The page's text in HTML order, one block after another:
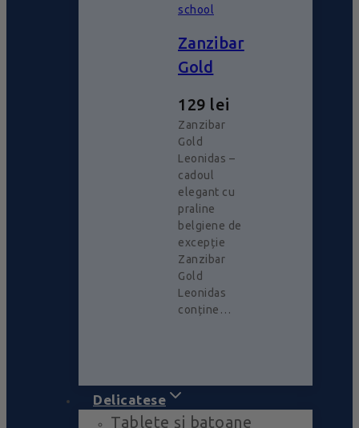
school
Zanzibar
Gold
129 lei
Zanzibar
Gold
Leonidas –
cadoul
elegant cu
praline
belgiene de
excepție
Zanzibar
Gold
Leonidas
conține…
Delicatese
Tablete și batoane